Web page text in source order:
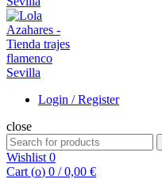
Login / Register
close
Search
for:
Wishlist 0
Cart (o) 0 / 0,00 €